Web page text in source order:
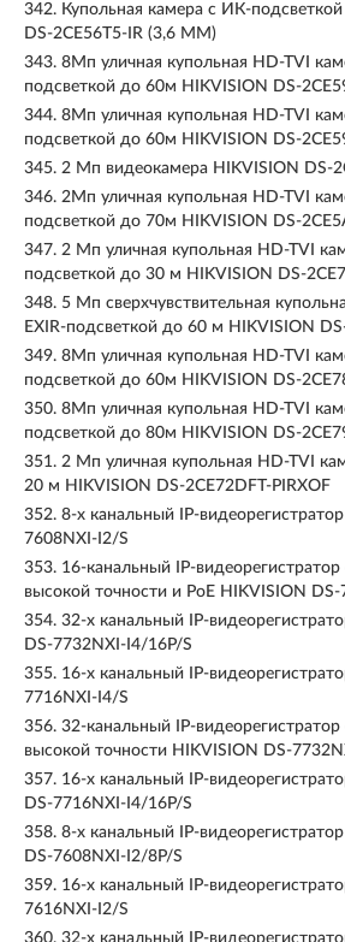
342. Купольная камера с ИК-
DS-2CE56T5-IR (3,6 MM)
343. 8Мп уличная купольная HD-TVI
подсветкой до 60м HIKVISION DS-
344. 8Мп уличная купольная HD-TVI
подсветкой до 60м HIKVISION DS-
345. 2 Мп видеокамера HIKVISION DS-
346. 2Мп уличная купольная HD-TVI
подсветкой до 70м HIKVISION DS-
347. 2 Мп уличная купольная HD-TVI
подсветкой до 30 м HIKVISION DS-
348. 5 Мп сверхчувствительная
EXIR-подсветкой до 60 м HIKVISION
349. 8Мп уличная купольная HD-TVI
подсветкой до 60м HIKVISION DS-
350. 8Мп уличная купольная HD-TVI
подсветкой до 80м HIKVISION DS-
351. 2 Мп уличная купольная HD-TVI
20 м HIKVISION DS-2CE72DFT-PIRXOF
352. 8-х канальный IP-
7608NXI-I2/S
353. 16-канальный IP-
высокой точности и PoE HIKVISION
354. 32-х канальный IP-
DS-7732NXI-I4/16P/S
355. 16-х канальный IP-
7716NXI-I4/S
356. 32-канальный IP-
высокой точности HIKVISION DS-
357. 16-х канальный IP-
DS-7716NXI-I4/16P/S
358. 8-х канальный IP-
DS-7608NXI-I2/8P/S
359. 16-х канальный IP-
7616NXI-I2/S
360. 32-х канальный IP-